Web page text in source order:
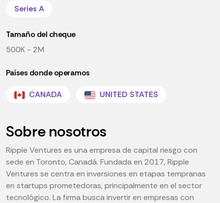
Series A
Tamaño del cheque
500K - 2M
Países donde operamos
CANADA UNITED STATES
Sobre nosotros
Ripple Ventures es una empresa de capital riesgo con
sede en Toronto, Canadá. Fundada en 2017, Ripple
Ventures se centra en inversiones en etapas tempranas
en startups prometedoras, principalmente en el sector
tecnológico. La firma busca invertir en empresas con